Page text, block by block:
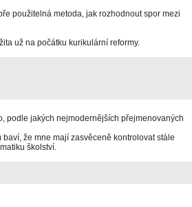
použitelná metoda, jak rozhodnout spor mezi
už na počátku kurikulární reformy.
podle jakých nejmodernějších přejmenovaných
baví, že mne mají zasvěceně kontrolovat stále
školství.